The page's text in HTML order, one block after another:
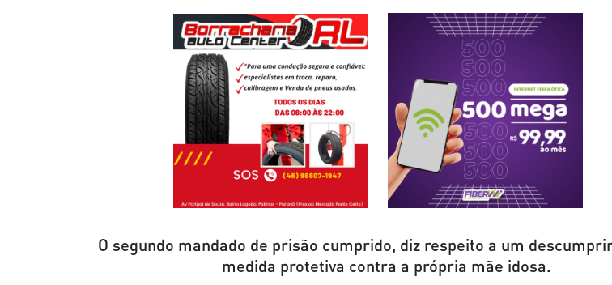
O segundo mandado de prisão cumprido, diz respeito a um
medida protetiva contra a própria mãe idosa.